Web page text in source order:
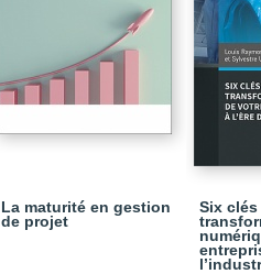
La maturité en gestion
de projet
Six